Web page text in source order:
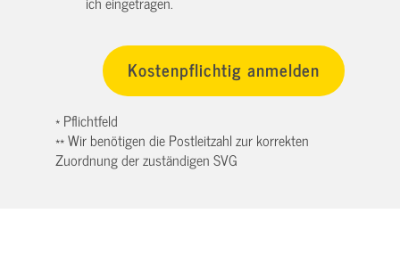
* Pflichtfeld
** Wir benötigen die Postleitzahl zur korrekten
Zuordnung der zuständigen SVG